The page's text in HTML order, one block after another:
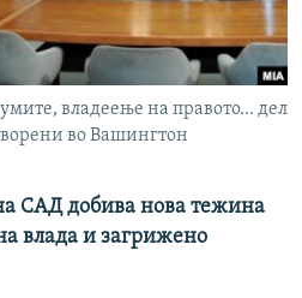
владеење на правото... дел
во Вашингтон
САД добива нова тежина
влада и загрижено